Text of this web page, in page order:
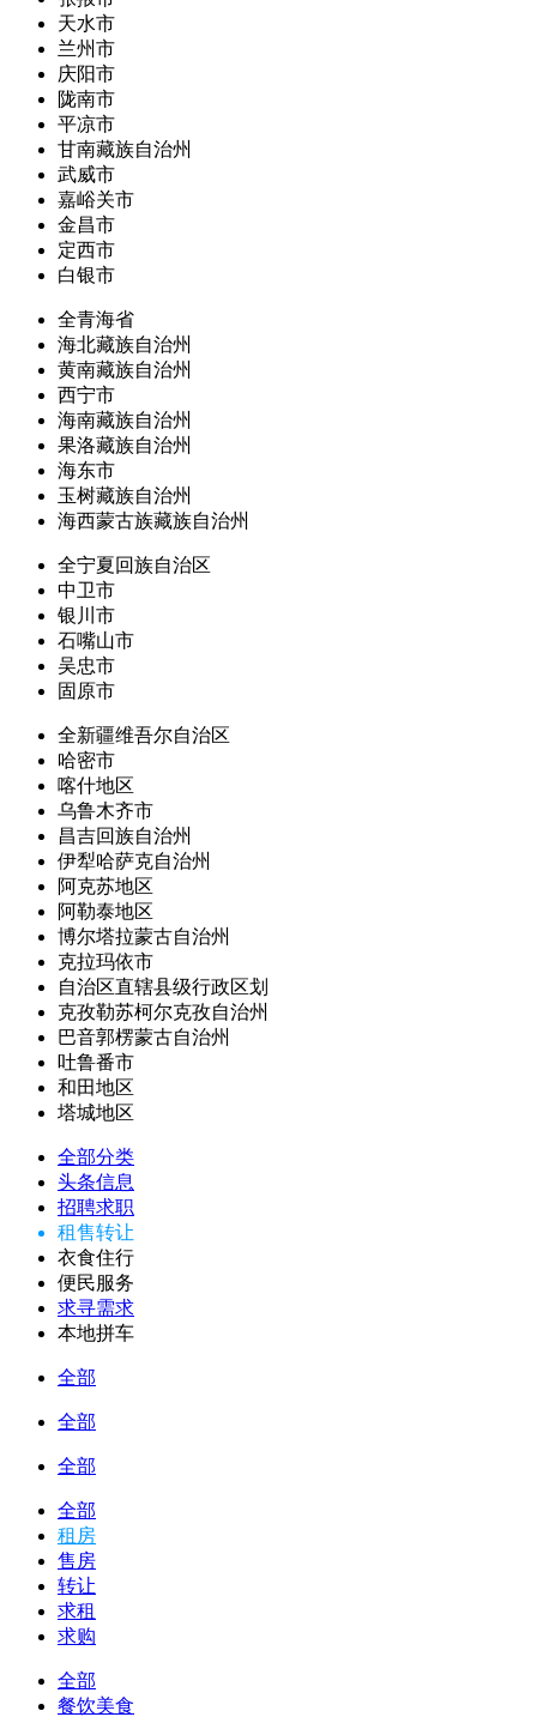
天水市
兰州市
庆阳市
陇南市
平凉市
甘南藏族自治州
武威市
嘉峪关市
金昌市
定西市
白银市
全青海省
海北藏族自治州
黄南藏族自治州
西宁市
海南藏族自治州
果洛藏族自治州
海东市
玉树藏族自治州
海西蒙古族藏族自治州
全宁夏回族自治区
中卫市
银川市
石嘴山市
吴忠市
固原市
全新疆维吾尔自治区
哈密市
喀什地区
乌鲁木齐市
昌吉回族自治州
伊犁哈萨克自治州
阿克苏地区
阿勒泰地区
博尔塔拉蒙古自治州
克拉玛依市
自治区直辖县级行政区划
克孜勒苏柯尔克孜自治州
巴音郭楞蒙古自治州
吐鲁番市
和田地区
塔城地区
全部分类
头条信息
招聘求职
租售转让
衣食住行
便民服务
求寻需求
本地拼车
全部
全部
全部
全部
租房
售房
转让
求租
求购
全部
餐饮美食